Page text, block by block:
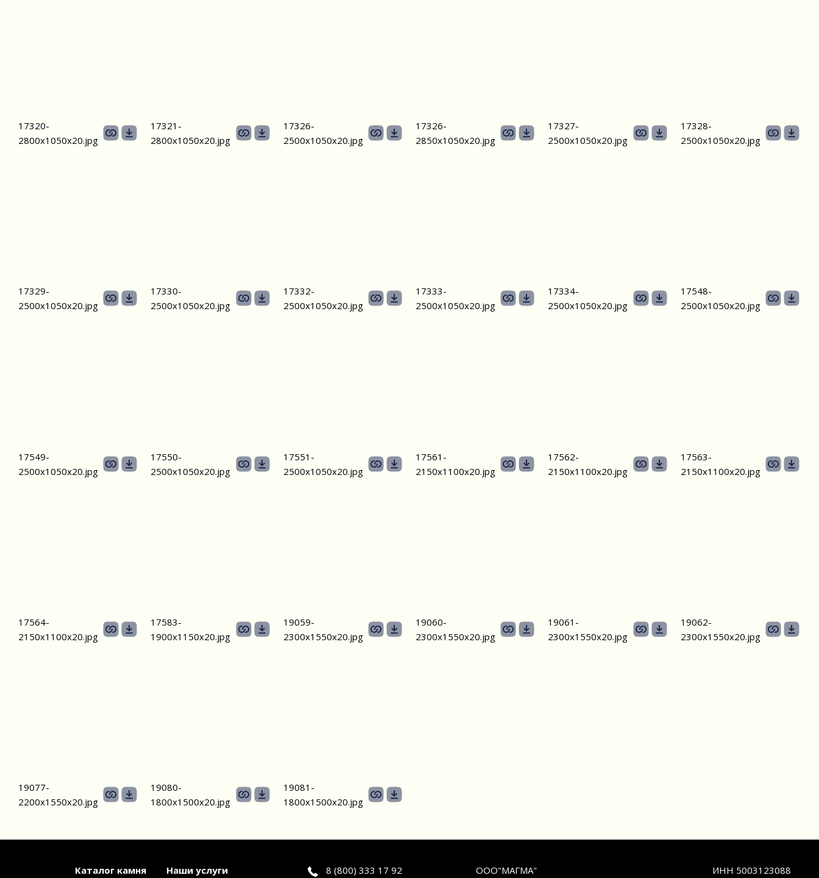
17320-
2800х1050х20.jpg
17321-
2800х1050х20.jpg
17326-
2500х1050х20.jpg
17326-
2850х1050х20.jpg
17327-
2500х1050х20.jpg
17328-
2500х1050х20.jpg
17329-
2500х1050х20.jpg
17330-
2500х1050х20.jpg
17332-
2500х1050х20.jpg
17333-
2500х1050х20.jpg
17334-
2500х1050х20.jpg
17548-
2500х1050х20.jpg
17549-
2500х1050х20.jpg
17550-
2500х1050х20.jpg
17551-
2500х1050х20.jpg
17561-
2150х1100х20.jpg
17562-
2150х1100х20.jpg
17563-
2150х1100х20.jpg
17564-
2150х1100х20.jpg
17583-
1900х1150х20.jpg
19059-
2300х1550x20.jpg
19060-
2300х1550x20.jpg
19061-
2300х1550x20.jpg
19062-
2300х1550x20.jpg
19077-
2200х1550x20.jpg
19080-
1800х1500х20.jpg
19081-
1800х1500х20.jpg
Каталог камня Наши услуги 8 (800) 333 17 92 ООО"МАГМА" ИНН 5003123088